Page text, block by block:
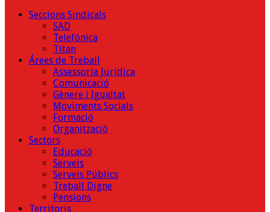
Seccions Sindicals
SAD
Telefónica
Titan
Árees de Treball
Assessoria Jurídica
Comunicació
Gènere i Igualtat
Moviments Socials
Formació
Organització
Sectors
Educació
Serveis
Serveis Públics
Treball Digne
Pensions
Territoris